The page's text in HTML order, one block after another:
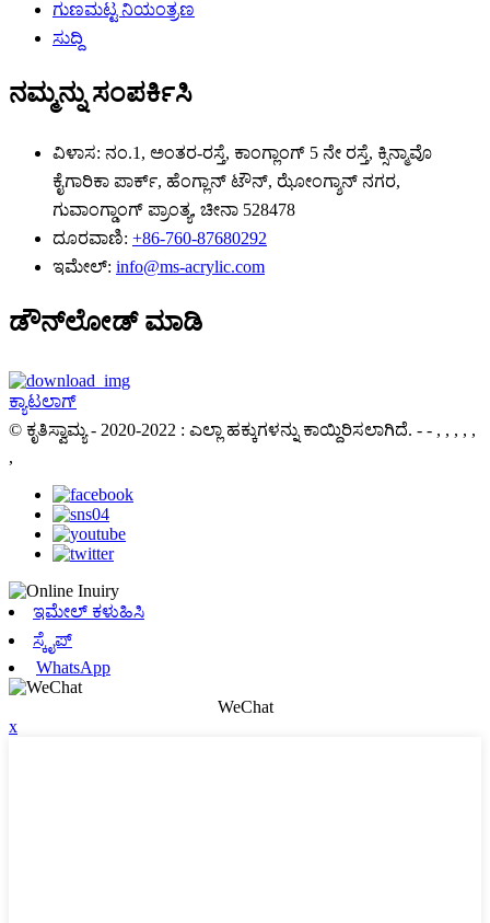
ಗುಣಮಟ್ಟ ನಿಯಂತ್ರಣ
ಸುದ್ದಿ
ನಮ್ಮನ್ನು ಸಂಪರ್ಕಿಸಿ
ವಿಳಾಸ: ನಂ.1, ಅಂತರ-ರಸ್ತೆ, ಕಾಂಗ್ಲಾಂಗ್ 5 ನೇ ರಸ್ತೆ, ಕ್ಸಿನ್ಮಾವೊ
ಕೈಗಾರಿಕಾ ಪಾರ್ಕ್, ಹೆಂಗ್ಲಾನ್ ಟೌನ್, ಝೋಂಗ್ಶಾನ್ ನಗರ,
ಗುವಾಂಗ್ಡಾಂಗ್ ಪ್ರಾಂತ್ಯ, ಚೀನಾ 528478
ದೂರವಾಣಿ: +86-760-87680292
ಇಮೇಲ್: info@ms-acrylic.com
ಡೌನ್‌ಲೋಡ್ ಮಾಡಿ
ಕ್ಯಾಟಲಾಗ್
© ಕೃತಿಸ್ವಾಮ್ಯ - 2020-2022 : ಎಲ್ಲಾ ಹಕ್ಕುಗಳನ್ನು ಕಾಯ್ದಿರಿಸಲಾಗಿದೆ. - - , , , , ,
,
ಇಮೇಲ್ ಕಳುಹಿಸಿ
ಸ್ಕೈಪ್
WhatsApp
WeChat
x